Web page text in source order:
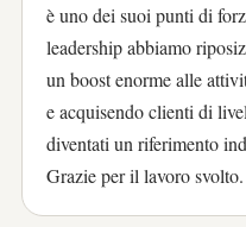
è uno dei suoi punti di
leadership abbiamo
un boost enorme alle
e acquisendo clienti di
diventati un riferimento
Grazie per il lavoro svolto.